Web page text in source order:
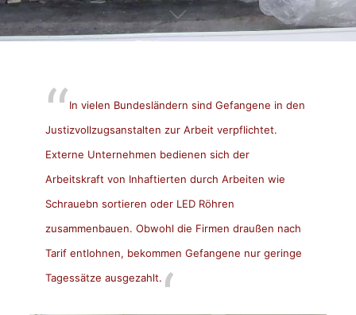
In vielen Bundesländern sind Gefangene in den
Justizvollzugsanstalten zur Arbeit verpflichtet.
Externe Unternehmen bedienen sich der
Arbeitskraft von Inhaftierten durch Arbeiten wie
Schrauebn sortieren oder LED Röhren
zusammenbauen. Obwohl die Firmen draußen nach
Tarif entlohnen, bekommen Gefangene nur geringe
Tagessätze ausgezahlt.